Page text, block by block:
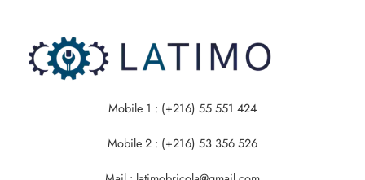
Mobile 1 : (+216) 55 551 424
Mobile 2 : (+216) 53 356 526